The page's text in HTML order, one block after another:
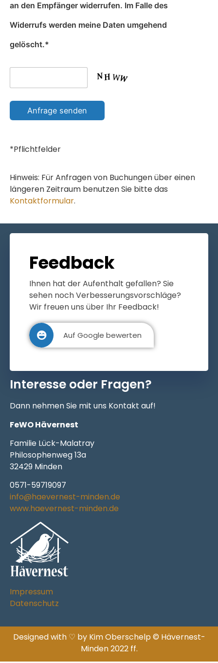
an den Empfänger widerrufen. Im Falle des
Widerrufs werden meine Daten umgehend
gelöscht.*
Anfrage senden
*Pflichtfelder
Hinweis: Für Anfragen von Buchungen über einen
längeren Zeitraum benutzen Sie bitte das
Kontaktformular.
Feedback
Ihnen hat der Aufenthalt gefallen? Sie
sehen noch Verbesserungsvorschläge?
Wir freuen uns über Ihr Feedback!
Auf Google bewerten
Interesse oder Fragen?
Dann nehmen Sie mit uns Kontakt auf!
FeWO Hävernest
Familie Lück-Malatray
Philosophenweg 13a
32429 Minden
0571-59719097
info@haevernest-minden.de
www.haevernest-minden.de
Impressum
Datenschutz
Designed with ♡ by Kim Oberschelp © Hävernest-
Minden 2022 ff.